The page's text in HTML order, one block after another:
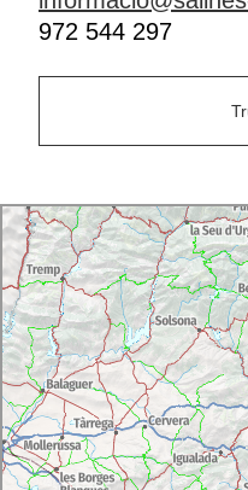
972 544 297